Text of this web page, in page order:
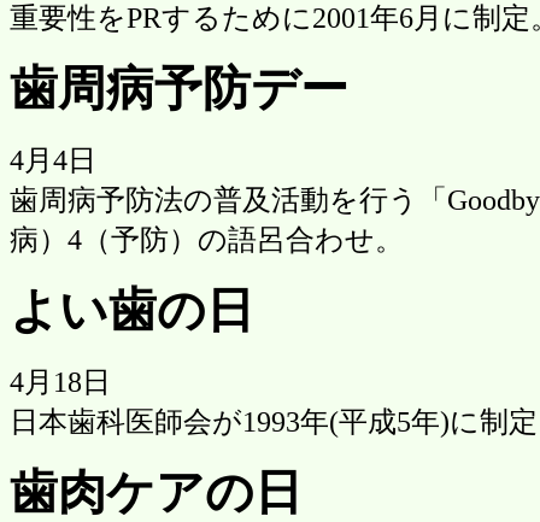
重要性をPRするために2001年6月に制定
歯周病予防デー
4月4日
歯周病予防法の普及活動を行う「
病）4（予防）の語呂合わせ。
よい歯の日
4月18日
日本歯科医師会が1993年(平成5年)に制
歯肉ケアの日